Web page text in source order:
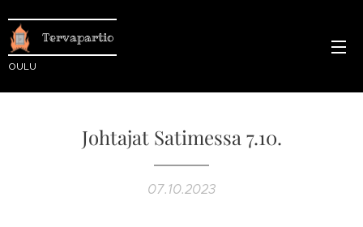
Tervapartio
OULU
Johtajat Satimessa 7.10.
07.10.2023